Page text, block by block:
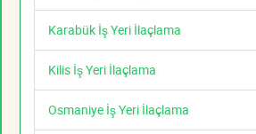
Karabük İş Yeri İlaçlama
Kilis İş Yeri İlaçlama
Osmaniye İş Yeri İlaçlama